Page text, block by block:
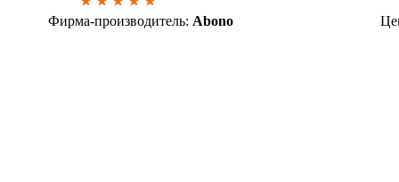
Фирма-производитель: Abono